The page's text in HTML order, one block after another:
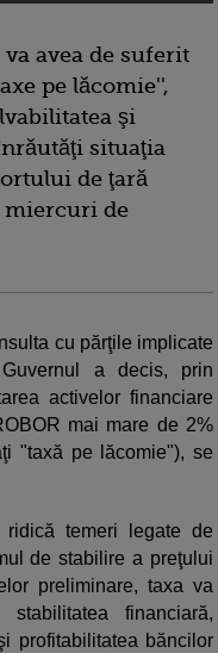
avea de suferit
pe lăcomie'',
şi
situaţia
de ţară
miercuri de
cu părţile implicate
a decis, prin
activelor financiare
mai mare de 2%
"taxă pe lăcomie"), se
temeri legate de
de stabilire a preţului
preliminare, taxa va
financiară,
profitabilitatea băncilor